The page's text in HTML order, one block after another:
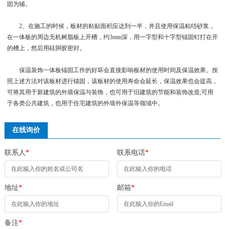
固为辅。
2、在施工的时候，板材的粘贴面积应达到一半，并且使用保温粘结砂浆，
在一体板的周边无机树脂板上开槽，约3mm深，用一字型和十字型锚固钉打在开
的槽上，然后用硅胴胶密封。
保温装饰一体板锚固工作的好坏会直接影响板材的使用时间及保温效果。按
照上述方法对该板材进行锚固，该板材的使用寿命会延长，保温效果也会提高，
可将其用于新建筑的外墙保温与装饰，也可用于旧建筑的节能和装饰改造;可用
于各类公共建筑，也用于住宅建筑的外墙外保温等领域中。
在线询价
联系人* 联系电话*
地址* 邮箱*
备注*